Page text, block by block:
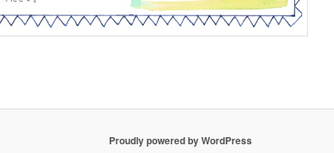
Proudly powered by WordPress